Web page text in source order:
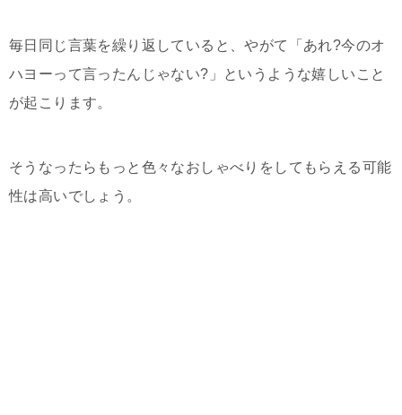
毎日同じ言葉を繰り返していると、やがて「あれ?今のオ
ハヨーって言ったんじゃない?」というような嬉しいこと
が起こります。
そうなったらもっと色々なおしゃべりをしてもらえる可能
性は高いでしょう。